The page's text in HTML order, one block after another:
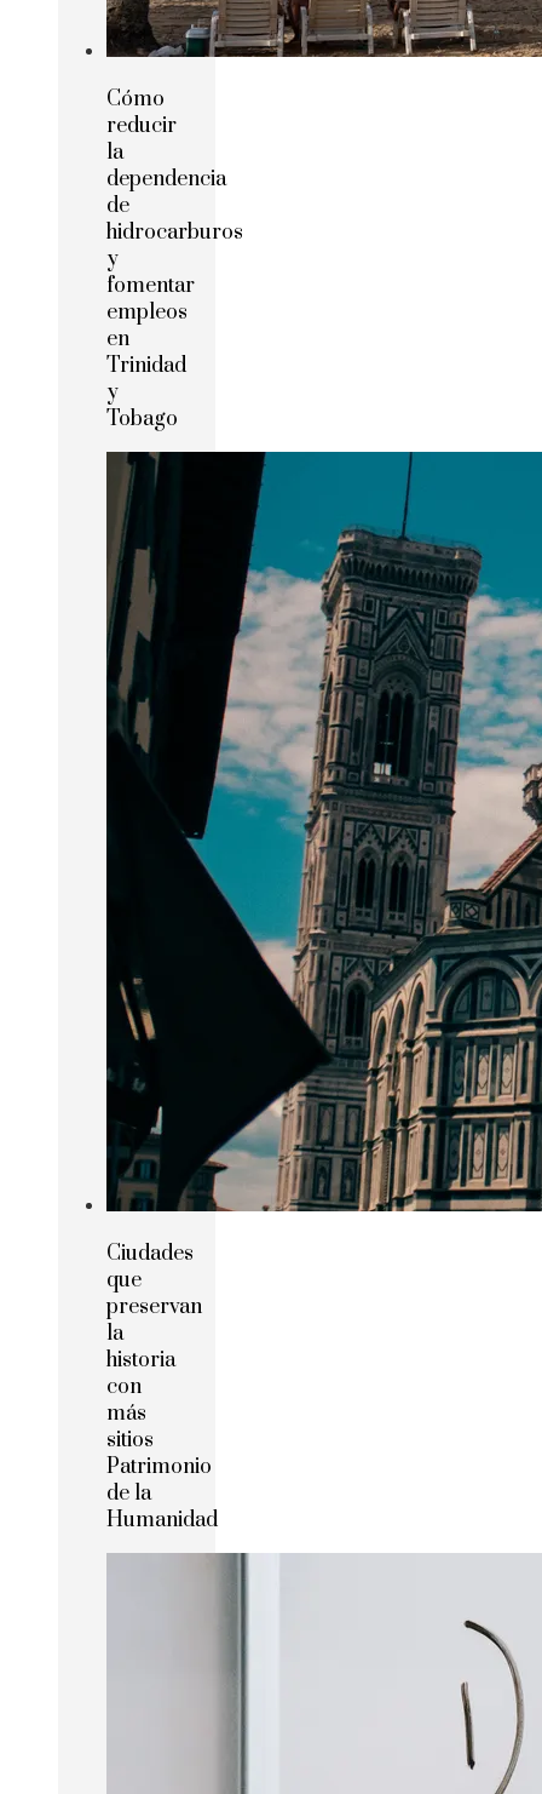
Cómo
reducir
la
dependencia
de
hidrocarburos
y
fomentar
empleos
en
Trinidad
y
Tobago
Ciudades
que
preservan
la
historia
con
más
sitios
Patrimonio
de la
Humanidad